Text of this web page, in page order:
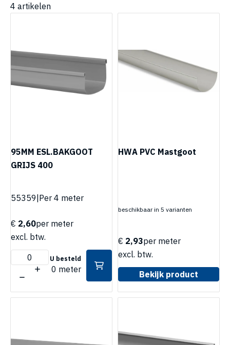
4 artikelen
95MM ESL.BAKGOOT
GRIJS 400
55359|Per 4 meter
€ 2,60per meter
excl. btw.
U besteld
0 meter
HWA PVC Mastgoot
beschikbaar in 5 varianten
€ 2,93per meter
excl. btw.
Bekijk product